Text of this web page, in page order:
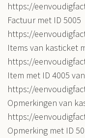
https://
Factuur met ID 5005
https://
Items van kasticket
https://
Item met ID 4005
https://
Opmerkingen van
https://
Opmerking met ID